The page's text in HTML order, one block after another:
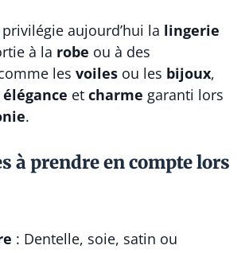
privilégie aujourd’hui la lingerie
à la robe ou à des
les voiles ou les bijoux,
élégance et charme garanti lors
.
à prendre en compte lors
: Dentelle, soie, satin ou